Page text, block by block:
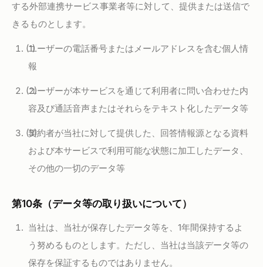
する外部連携サービス事業者等に対して、提供または送信で
きるものとします。
ユーザーの電話番号またはメールアドレスを含む個人情
報
ユーザーが本サービスを通じて利用者に問い合わせた内
容及び通話音声またはそれらをテキスト化したデータ等
契約者が当社に対して提供した、回答情報源となる資料
および本サービスで利用可能な状態に加工したデータ、
その他の一切のデータ等
第10条（データ等の取り扱いについて）
当社は、当社が保存したデータ等を、1年間保持するよ
う努めるものとします。ただし、当社は当該データ等の
保存を保証するものではありません。